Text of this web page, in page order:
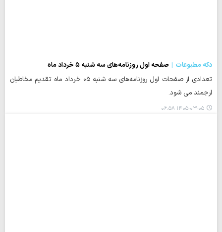
دکه مطبوعات
صفحه اول روزنامه‌های سه شنبه ۵ خرداد ماه
تعدادی از صفحات اول روزنامه‌های سه شنبه ۰۵ خرداد ماه تقدیم مخاطبان
ارجمند می شود.
۱۴۰۵-۰۳-۰۵ ۰۶:۵۸